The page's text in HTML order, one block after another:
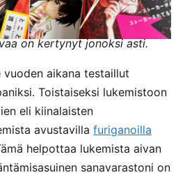
on kertynyt jonoksi asti.
vuoden aikana testaillut
Toistaiseksi lukemistoon
eli kiinalaisten
avustavilla furiganoilla
helpottaa lukemista aivan
sanavarastoni on